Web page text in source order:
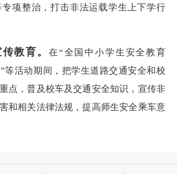
项整治，打击非法运载学生上下学行
教育。 在“全国中小学生安全教育
等活动期间，把学生道路交通安全和校
点，普及校车及交通安全知识，宣传非
和相关法律法规，提高师生安全乘车意